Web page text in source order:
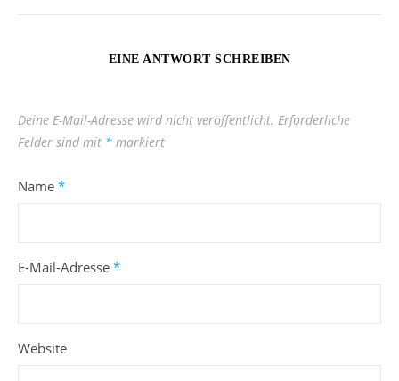
EINE ANTWORT SCHREIBEN
Deine E-Mail-Adresse wird nicht veröffentlicht. Erforderliche
Felder sind mit * markiert
Name *
E-Mail-Adresse *
Website